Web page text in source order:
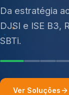
resíduos
Ver Soluções